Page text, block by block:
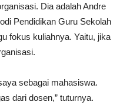
Dia adalah Andre
Pendidikan Guru Sekolah
fokus kuliahnya. Yaitu, jika
sebagai mahasiswa.
dari dosen,” tuturnya.